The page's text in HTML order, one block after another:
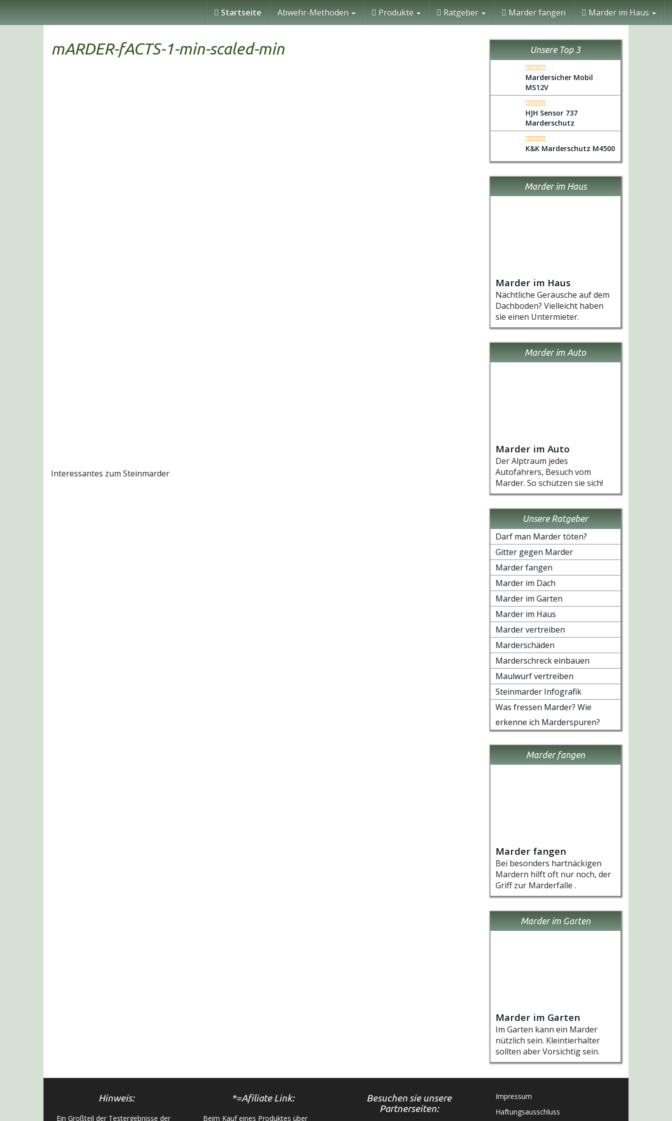
main
Startseite Abwehr-Methoden Produkte Ratgeber Marder fangen Marder im Haus
mARDER-fACTS-1-min-scaled-min
Interessantes zum Steinmarder
Unsere Top 3
Mardersicher Mobil
MS12V
HJH Sensor 737
Marderschutz
K&K Marderschutz M4500
Marder im Haus
Marder im Haus
Nächtliche Geräusche auf dem
Dachboden? Vielleicht haben
sie einen Untermieter.
Marder im Auto
Marder im Auto
Der Alptraum jedes
Autofahrers, Besuch vom
Marder. So schützen sie sich!
Unsere Ratgeber
Darf man Marder töten?
Gitter gegen Marder
Marder fangen
Marder im Dach
Marder im Garten
Marder im Haus
Marder vertreiben
Marderschäden
Marderschreck einbauen
Maulwurf vertreiben
Steinmarder Infografik
Was fressen Marder? Wie
erkenne ich Marderspuren?
Marder fangen
Marder fangen
Bei besonders hartnäckigen
Mardern hilft oft nur noch, der
Griff zur Marderfalle .
Marder im Garten
Marder im Garten
Im Garten kann ein Marder
nützlich sein. Kleintierhalter
sollten aber Vorsichtig sein.
Hinweis:
Ein Großteil der Testergebnisse der
*=Afiliate Link:
Beim Kauf eines Produktes über
Besuchen sie unsere
Partnerseiten:
Impressum
Haftungsausschluss